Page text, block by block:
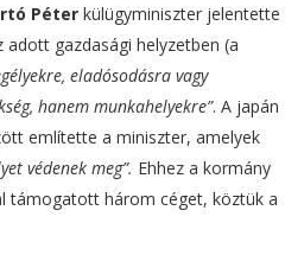
Péter külügyminiszter jelentette
gazdasági helyzetben (a
eladósodásra vagy
hanem munkahelyekre”. A japán
említette a miniszter, amelyek
védenek meg”. Ehhez a kormány
támogatott három céget, köztük a